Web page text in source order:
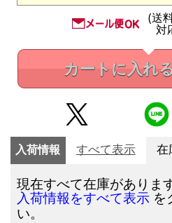
(送
対
カートに入れ
入荷情報 すべて表示 在
現在すべて在庫があります
入荷情報をすべて表示 を
い。